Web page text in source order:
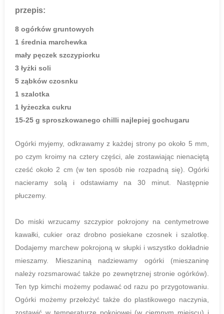
przepis:
8 ogórków gruntowych
1 średnia marchewka
mały pęczek szczypiorku
3 łyżki soli
5 ząbków czosnku
1 szalotka
1 łyżeczka cukru
15-25 g sproszkowanego chilli najlepiej gochugaru
Ogórki myjemy, odkrawamy z każdej strony po około 5 mm,
po czym kroimy na cztery części, ale zostawiając nienaciętą
cześć około 2 cm (w ten sposób nie rozpadną się). Ogórki
nacieramy solą i odstawiamy na 30 minut. Następnie
płuczemy.
Do miski wrzucamy szczypior pokrojony na centymetrowe
kawałki, cukier oraz drobno posiekane czosnek i szalotkę.
Dodajemy marchew pokrojoną w słupki i wszystko dokładnie
mieszamy. Mieszaniną nadziewamy ogórki (mieszaninę
należy rozsmarować także po zewnętrznej stronie ogórków).
Ten typ kimchi możemy podawać od razu po przygotowaniu.
Ogórki możemy przełożyć także do plastikowego naczynia,